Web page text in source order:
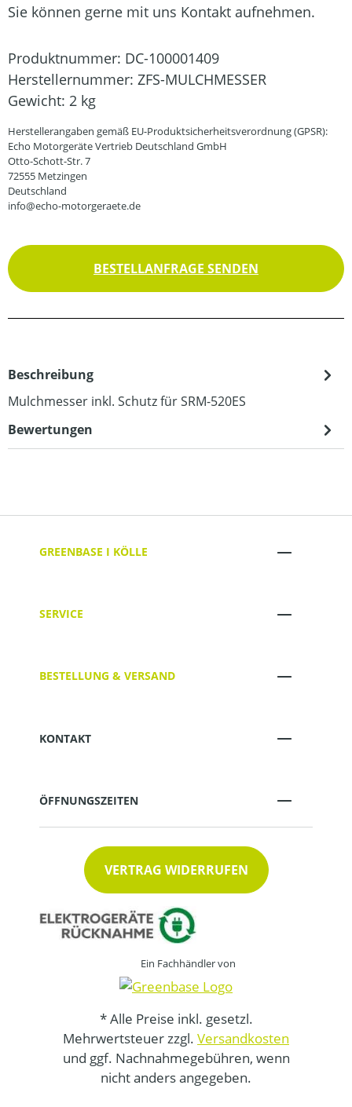
Sie können gerne mit uns Kontakt aufnehmen.
Produktnummer: DC-100001409
Herstellernummer: ZFS-MULCHMESSER
Gewicht: 2 kg
Herstellerangaben gemäß EU-Produktsicherheitsverordnung (GPSR):
Echo Motorgeräte Vertrieb Deutschland GmbH
Otto-Schott-Str. 7
72555 Metzingen
Deutschland
info@echo-motorgeraete.de
BESTELLANFRAGE SENDEN
Beschreibung
Mulchmesser inkl. Schutz für SRM-520ES
Bewertungen
GREENBASE I KÖLLE
SERVICE
BESTELLUNG & VERSAND
KONTAKT
ÖFFNUNGSZEITEN
VERTRAG WIDERRUFEN
Ein Fachhändler von
* Alle Preise inkl. gesetzl.
Mehrwertsteuer zzgl. Versandkosten
und ggf. Nachnahmegebühren, wenn
nicht anders angegeben.